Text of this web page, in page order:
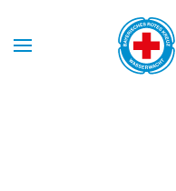
Skip to main content